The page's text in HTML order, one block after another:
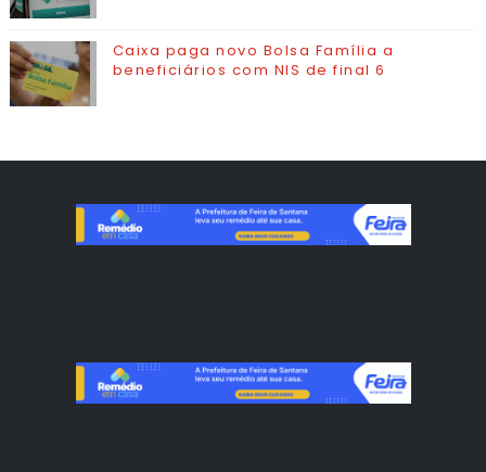
Caixa paga novo Bolsa Família a
beneficiários com NIS de final 6